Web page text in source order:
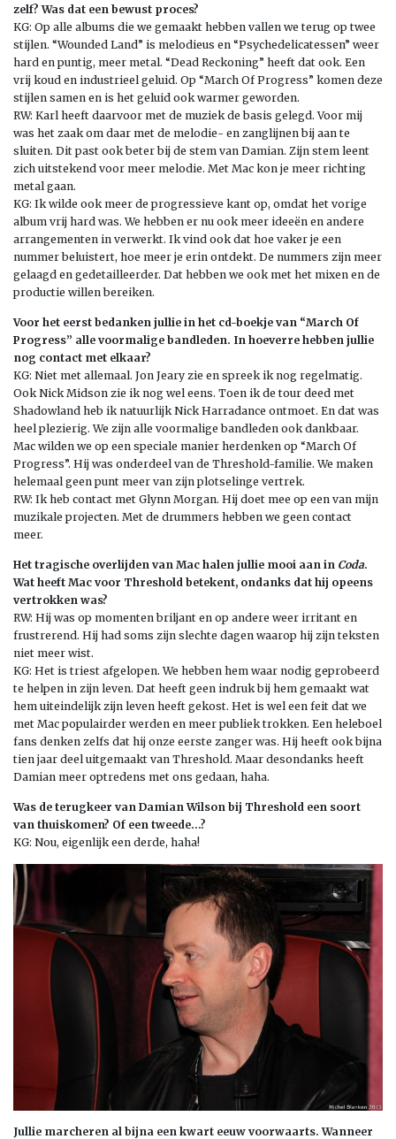
zelf? Was dat een bewust proces?
KG: Op alle albums die we gemaakt hebben vallen we terug op twee
stijlen. “Wounded Land” is melodieus en “Psychedelicatessen” weer
hard en puntig, meer metal. “Dead Reckoning” heeft dat ook. Een
vrij koud en industrieel geluid. Op “March Of Progress” komen deze
stijlen samen en is het geluid ook warmer geworden.
RW: Karl heeft daarvoor met de muziek de basis gelegd. Voor mij
was het zaak om daar met de melodie- en zanglijnen bij aan te
sluiten. Dit past ook beter bij de stem van Damian. Zijn stem leent
zich uitstekend voor meer melodie. Met Mac kon je meer richting
metal gaan.
KG: Ik wilde ook meer de progressieve kant op, omdat het vorige
album vrij hard was. We hebben er nu ook meer ideeën en andere
arrangementen in verwerkt. Ik vind ook dat hoe vaker je een
nummer beluistert, hoe meer je erin ontdekt. De nummers zijn meer
gelaagd en gedetailleerder. Dat hebben we ook met het mixen en de
productie willen bereiken.
Voor het eerst bedanken jullie in het cd-boekje van “March Of
Progress” alle voormalige bandleden. In hoeverre hebben jullie
nog contact met elkaar?
KG: Niet met allemaal. Jon Jeary zie en spreek ik nog regelmatig.
Ook Nick Midson zie ik nog wel eens. Toen ik de tour deed met
Shadowland heb ik natuurlijk Nick Harradance ontmoet. En dat was
heel plezierig. We zijn alle voormalige bandleden ook dankbaar.
Mac wilden we op een speciale manier herdenken op “March Of
Progress”. Hij was onderdeel van de Threshold-familie. We maken
helemaal geen punt meer van zijn plotselinge vertrek.
RW: Ik heb contact met Glynn Morgan. Hij doet mee op een van mijn
muzikale projecten. Met de drummers hebben we geen contact
meer.
Het tragische overlijden van Mac halen jullie mooi aan in Coda.
Wat heeft Mac voor Threshold betekent, ondanks dat hij opeens
vertrokken was?
RW: Hij was op momenten briljant en op andere weer irritant en
frustrerend. Hij had soms zijn slechte dagen waarop hij zijn teksten
niet meer wist.
KG: Het is triest afgelopen. We hebben hem waar nodig geprobeerd
te helpen in zijn leven. Dat heeft geen indruk bij hem gemaakt wat
hem uiteindelijk zijn leven heeft gekost. Het is wel een feit dat we
met Mac populairder werden en meer publiek trokken. Een heleboel
fans denken zelfs dat hij onze eerste zanger was. Hij heeft ook bijna
tien jaar deel uitgemaakt van Threshold. Maar desondanks heeft
Damian meer optredens met ons gedaan, haha.
Was de terugkeer van Damian Wilson bij Threshold een soort
van thuiskomen? Of een tweede…?
KG: Nou, eigenlijk een derde, haha!
Jullie marcheren al bijna een kwart eeuw voorwaarts. Wanneer